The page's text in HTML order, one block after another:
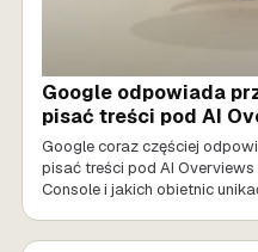
Google odpowiada
pisać treści pod AI
Google coraz częściej
pisać treści pod AI
Console i jakich obietnic